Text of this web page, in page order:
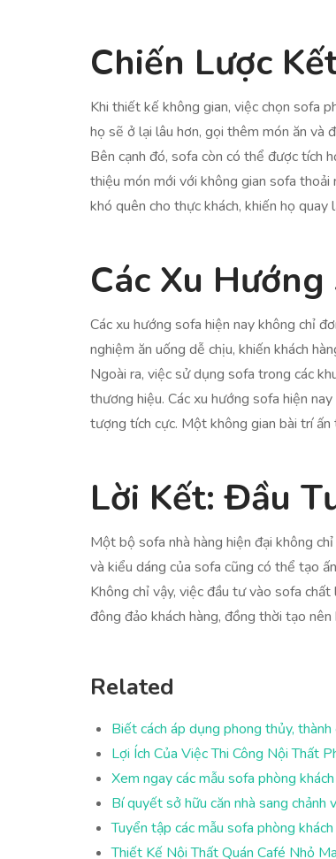
Chiến Lược
Khi thiết kế không gian, việc chọn sofa
họ sẽ ở lại lâu hơn, gọi thêm món ăn và
Bên cạnh đó, sofa còn có thể được tích
thiệu món mới với không gian sofa thoải
khó quên cho thực khách, khiến họ
Các Xu
Các xu hướng sofa hiện nay không chỉ
nghiệm ăn uống dễ chịu, khiến khách
Ngoài ra, việc sử dụng sofa trong các
thương hiệu. Các xu hướng sofa hiện
tượng tích cực. Một không gian bài trí
Lời Kết: Đầu
Một bộ sofa nhà hàng hiện đại không
và kiểu dáng của sofa cũng có thể tạo
Không chỉ vậy, việc đầu tư vào sofa
đông đảo khách hàng, đồng thời tạo
Related
Biết cách áp dụng phong thủy,
Lợi Ích Của Việc Thi Công Nội Thất
Xem ngay các mẫu sofa phòng
Bí quyết sở hữu căn nhà sang
Tuyển tập các mẫu sofa phòng
Thiết Kế Nội Thất Quán Café Nhỏ